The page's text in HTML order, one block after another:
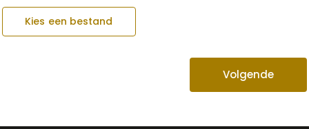
Kies een bestand
Volgende